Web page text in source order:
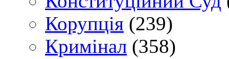
Корупція (239)
Кримінал (358)